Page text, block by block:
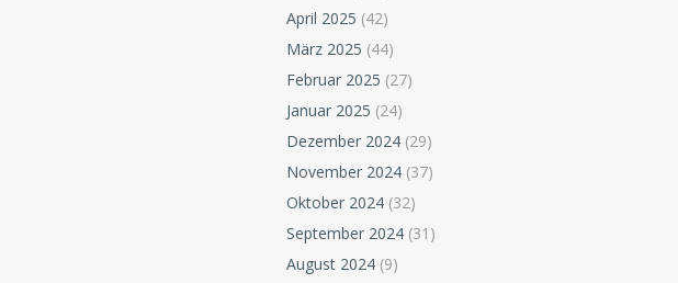
April 2025 (42)
März 2025 (44)
Februar 2025 (27)
Januar 2025 (24)
Dezember 2024 (29)
November 2024 (37)
Oktober 2024 (32)
September 2024 (31)
August 2024 (9)